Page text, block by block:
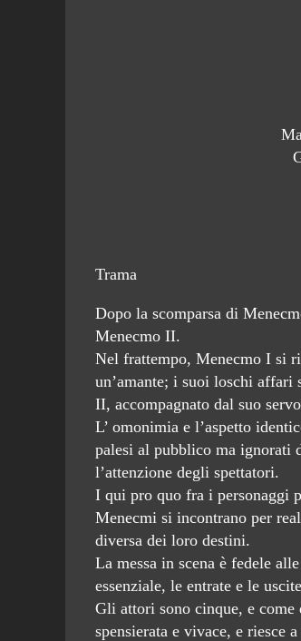
Trama
Dopo la scomparsa di
Menecmo II.
Nel frattempo, Menecmo I si
un’amante; i suoi loschi
II, accompagnato dal suo
L’ omonimia e l’aspetto
palesi al pubblico ma ignorati
l’attenzione degli spettatori.
I qui pro quo fra i personaggi
Menecmi si incontrano per
diversa dei loro destini.
La messa in scena è fedele
essenziale, le entrate e le
Gli attori sono cinque, e
spensierata e vivace, e riesce